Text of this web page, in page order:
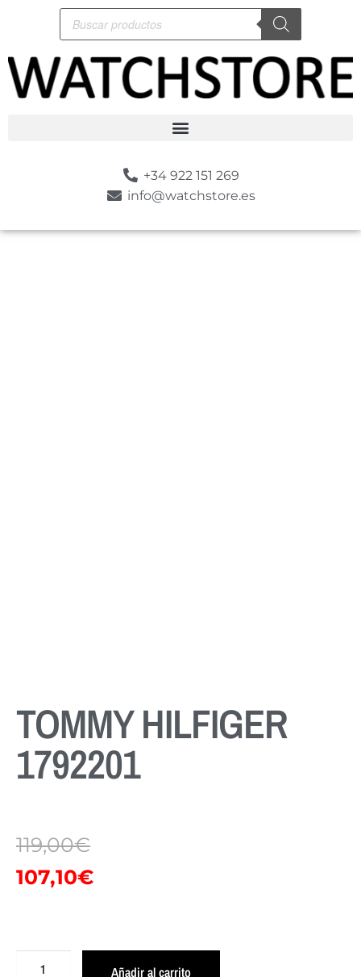
+34 922 151 269
info@watchstore.es
TOMMY HILFIGER
1792201
119,00€
107,10€
Añadir al carrito